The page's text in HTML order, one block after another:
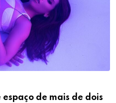
de mais de dois